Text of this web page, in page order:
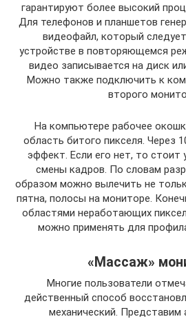
гарантируют более высокий
Для телефонов и планшетов
видеофайл, который
устройстве в повторяющемся
видео записывается на диск
Можно также подключить к
второго
На компьютере рабочее
область битого пикселя. Через
эффект. Если его нет, то стоит
смены кадров. По словам
образом можно вылечить не
пятна, полосы на мониторе.
областями неработающих
можно применять для
«Массаж»
Многие пользователи
действенный способ
механический. Представим